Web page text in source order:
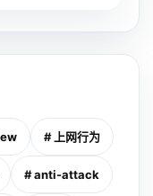
# 上网行为
# anti-attack